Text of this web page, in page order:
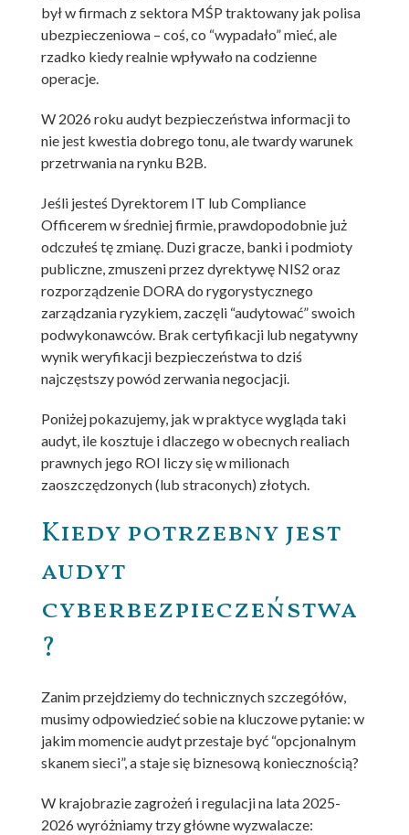
był w firmach z sektora MŚP traktowany jak polisa
ubezpieczeniowa – coś, co “wypadało” mieć, ale
rzadko kiedy realnie wpływało na codzienne
operacje.
W 2026 roku audyt bezpieczeństwa informacji to
nie jest kwestia dobrego tonu, ale twardy warunek
przetrwania na rynku B2B.
Jeśli jesteś Dyrektorem IT lub Compliance
Officerem w średniej firmie, prawdopodobnie już
odczułeś tę zmianę. Duzi gracze, banki i podmioty
publiczne, zmuszeni przez dyrektywę NIS2 oraz
rozporządzenie DORA do rygorystycznego
zarządzania ryzykiem, zaczęli “audytować” swoich
podwykonawców. Brak certyfikacji lub negatywny
wynik weryfikacji bezpieczeństwa to dziś
najczęstszy powód zerwania negocjacji.
Poniżej pokazujemy, jak w praktyce wygląda taki
audyt, ile kosztuje i dlaczego w obecnych realiach
prawnych jego ROI liczy się w milionach
zaoszczędzonych (lub straconych) złotych.
Kiedy potrzebny jest
audyt
cyberbezpieczeństwa
?
Zanim przejdziemy do technicznych szczegółów,
musimy odpowiedzieć sobie na kluczowe pytanie: w
jakim momencie audyt przestaje być “opcjonalnym
skanem sieci”, a staje się biznesową koniecznością?
W krajobrazie zagrożeń i regulacji na lata 2025-
2026 wyróżniamy trzy główne wyzwalacze: